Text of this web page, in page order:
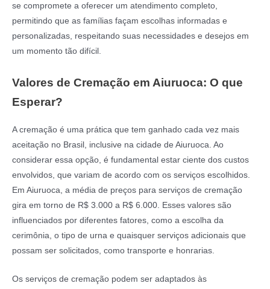
se compromete a oferecer um atendimento completo,
permitindo que as famílias façam escolhas informadas e
personalizadas, respeitando suas necessidades e desejos em
um momento tão difícil.
Valores de Cremação em Aiuruoca: O que
Esperar?
A cremação é uma prática que tem ganhado cada vez mais
aceitação no Brasil, inclusive na cidade de Aiuruoca. Ao
considerar essa opção, é fundamental estar ciente dos custos
envolvidos, que variam de acordo com os serviços escolhidos.
Em Aiuruoca, a média de preços para serviços de cremação
gira em torno de R$ 3.000 a R$ 6.000. Esses valores são
influenciados por diferentes fatores, como a escolha da
cerimônia, o tipo de urna e quaisquer serviços adicionais que
possam ser solicitados, como transporte e honrarias.
Os serviços de cremação podem ser adaptados às